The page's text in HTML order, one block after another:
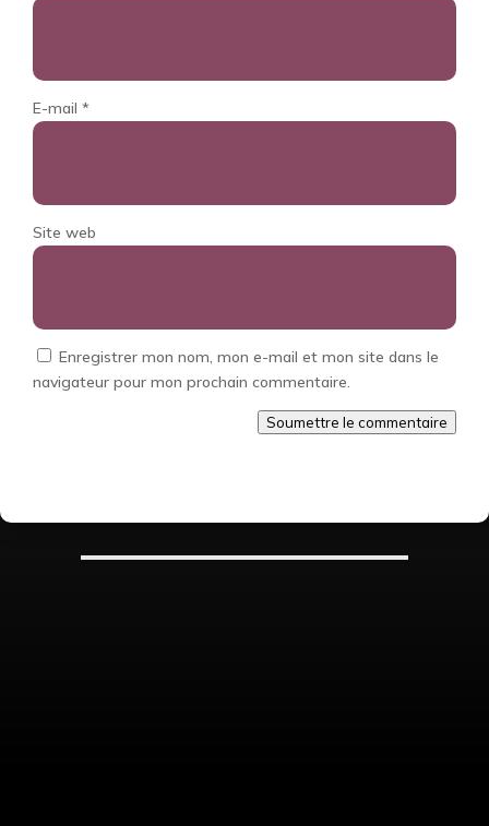
E-mail *
Site web
Enregistrer mon nom, mon e-mail et mon site dans le
navigateur pour mon prochain commentaire.
Soumettre le commentaire